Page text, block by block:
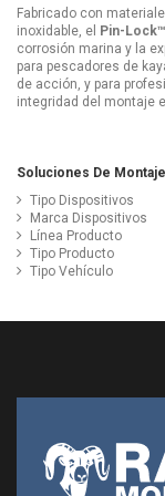
Fabricado con
inoxidable, el Pin-
corrosión marina y la
para pescadores de
de acción, y para
integridad del montaje
Soluciones De
Tipo Dispositivos
Marca Dispositivos
Línea Producto
Tipo Producto
Tipo Vehículo